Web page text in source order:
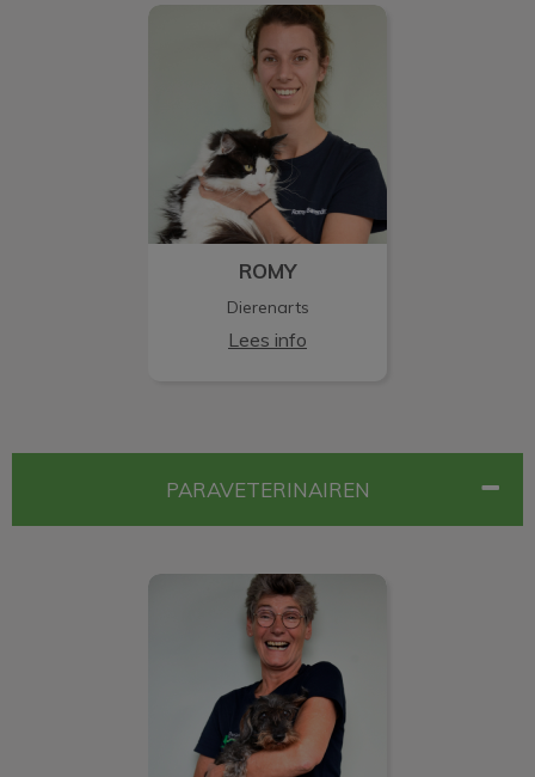
ROMY
ROMY
Dierenarts
Lees info
PARAVETERINAIREN
CAROLINE